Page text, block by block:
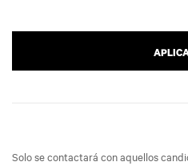
Solo se contactará con aquellos